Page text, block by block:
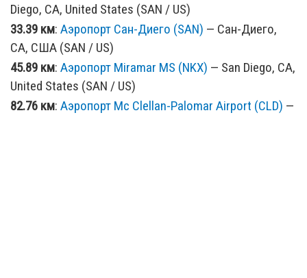
Diego, CA, United States (SAN / US)
33.39 км: Аэропорт Сан-Диего (SAN) — Сан-Диего,
CA, США (SAN / US)
45.89 км: Аэропорт Miramar MS (NKX) — San Diego, CA,
United States (SAN / US)
82.76 км: Аэропорт Mc Clellan-Palomar Airport (CLD) —